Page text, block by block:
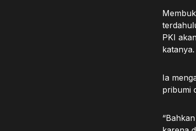
PKI
katanya.
Ia
pribumi